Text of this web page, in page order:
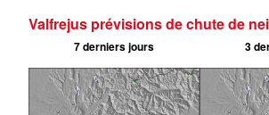
Valfrejus prévisions de chute de
7 derniers jours 3